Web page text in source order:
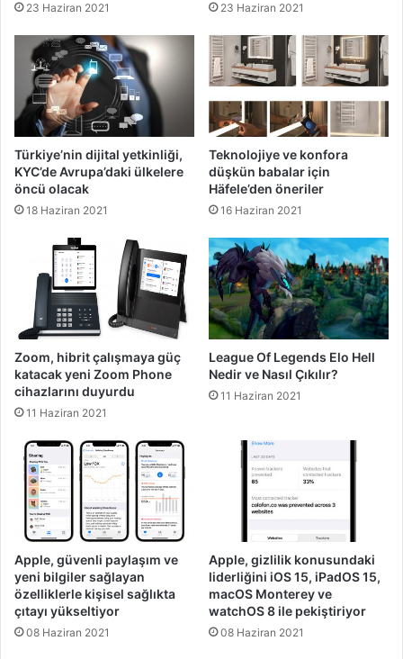
23 Haziran 2021 23 Haziran 2021
Türkiye’nin dijital yetkinliği,
KYC’de Avrupa’daki ülkelere
öncü olacak
18 Haziran 2021
Teknolojiye ve konfora
düşkün babalar için
Häfele’den öneriler
16 Haziran 2021
Zoom, hibrit çalışmaya güç
katacak yeni Zoom Phone
cihazlarını duyurdu
11 Haziran 2021
League Of Legends Elo Hell
Nedir ve Nasıl Çıkılır?
11 Haziran 2021
Apple, güvenli paylaşım ve
yeni bilgiler sağlayan
özelliklerle kişisel sağlıkta
çıtayı yükseltiyor
08 Haziran 2021
Apple, gizlilik konusundaki
liderliğini iOS 15, iPadOS 15,
macOS Monterey ve
watchOS 8 ile pekiştiriyor
08 Haziran 2021